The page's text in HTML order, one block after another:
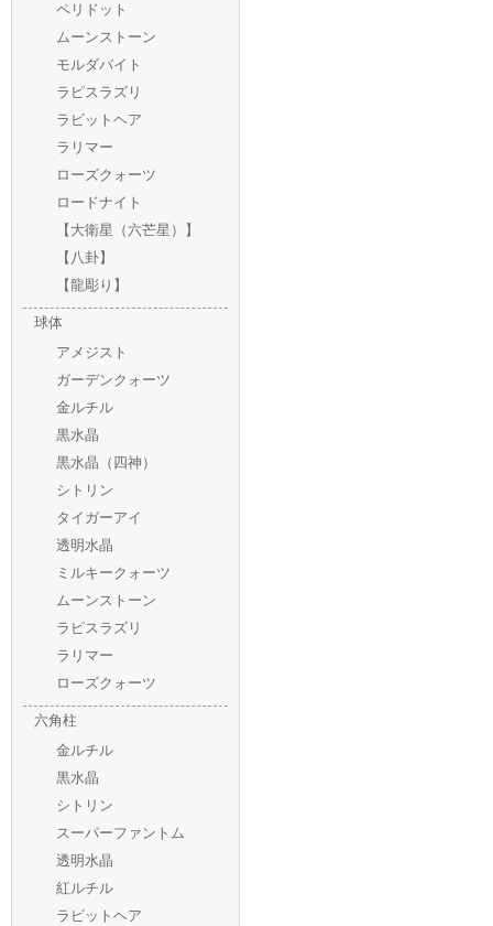
ペリドット
ムーンストーン
モルダバイト
ラピスラズリ
ラビットヘア
ラリマー
ローズクォーツ
ロードナイト
【大衛星（六芒星）】
【八卦】
【龍彫り】
球体
アメジスト
ガーデンクォーツ
金ルチル
黒水晶
黒水晶（四神）
シトリン
タイガーアイ
透明水晶
ミルキークォーツ
ムーンストーン
ラピスラズリ
ラリマー
ローズクォーツ
六角柱
金ルチル
黒水晶
シトリン
スーパーファントム
透明水晶
紅ルチル
ラビットヘア